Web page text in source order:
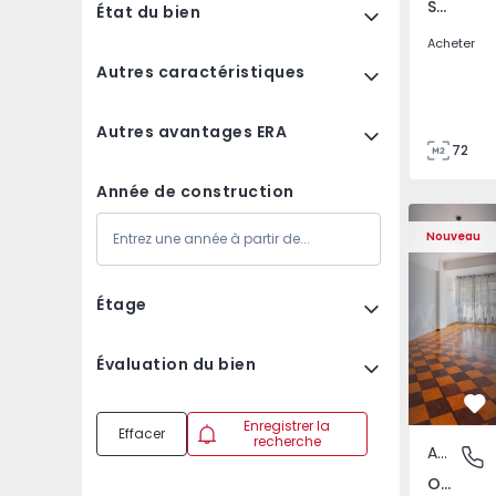
État du bien
Autres caractéristiques
Autres avantages ERA
Année de construction
Étage
Évaluation du bien
Effacer
Enregistrer la
recherche
São Tomé do Castelo e Justes, Vila Real
Acheter
72
Nouveau
Appartement T5
Olivais,
Appartement
Olivais, Lisboa